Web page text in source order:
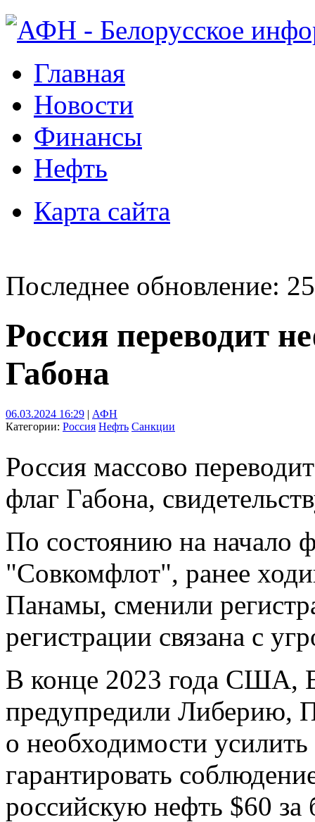
Главная
Новости
Финансы
Нефть
Карта сайта
Последнее обновление:
Россия переводит
Габона
06.03.2024 16:29 | АФН
Категории: Россия Нефть Санкции
Россия массово
флаг Габона,
По состоянию на начало
"Совкомфлот", ранее
Панамы, сменили
регистрации связана с
В конце 2023 года США,
предупредили Либерию,
о необходимости
гарантировать
российскую нефть $60 за